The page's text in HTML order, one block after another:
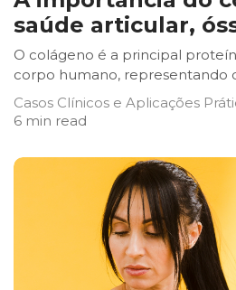
saúde articular,
O colágeno é a principal
corpo humano, representando
Casos Clínicos e Aplicações
6 min read